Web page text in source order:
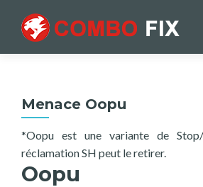
Menace Oopu
*Oopu est une variante de
réclamation SH peut le retirer.
Oopu